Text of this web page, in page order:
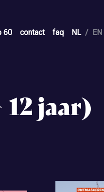
60 contact faq NL EN
jaar)